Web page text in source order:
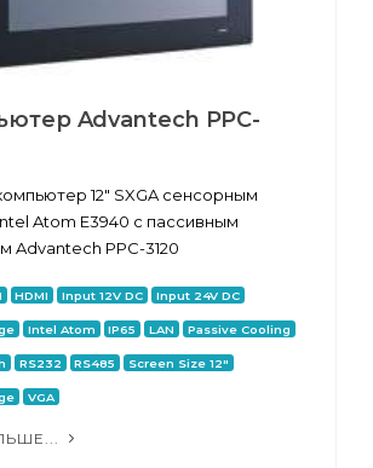
Advantech PPC-
12" SXGA сенсорным
Atom E3940 с пассивным
Advantech PPC-3120
HDMI Input 12V DC Input 24V DC
Intel Atom IP65 LAN Passive Cooling
RS232 RS485 Screen Size 12"
VGA